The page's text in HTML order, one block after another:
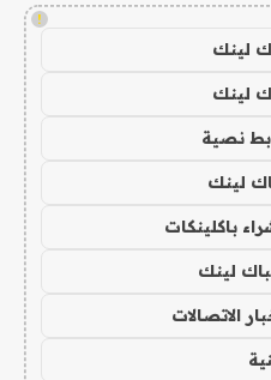
!
لينك
لينك
نصية
لينك
باكلينكات
لينك
الاتصالات